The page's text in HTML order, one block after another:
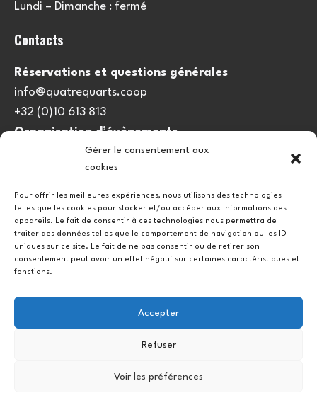
Gérer le consentement aux
cookies
Pour offrir les meilleures expériences, nous utilisons des technologies
telles que les cookies pour stocker et/ou accéder aux informations des
appareils. Le fait de consentir à ces technologies nous permettra de
traiter des données telles que le comportement de navigation ou les ID
uniques sur ce site. Le fait de ne pas consentir ou de retirer son
consentement peut avoir un effet négatif sur certaines caractéristiques et
fonctions.
Accepter
Refuser
Voir les préférences
Lundi – Dimanche : fermé
Contacts
Réservations et questions générales
info@quatrequarts.coop
+32 (0)10 613 813
Organisation d’évènements
viedulieu@quatrequarts.coop
Politique de cookies (UE)